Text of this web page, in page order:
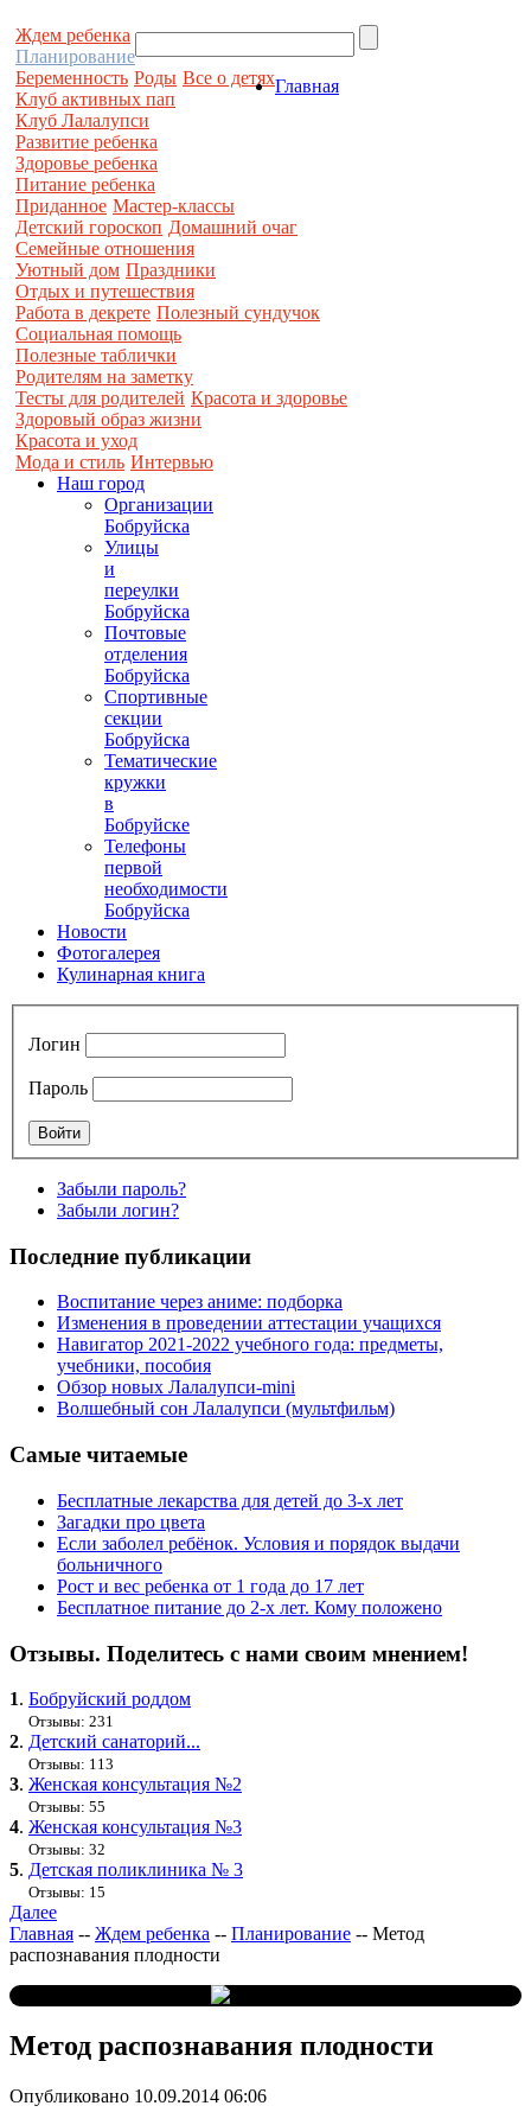
Ждем ребенка
Планирование
Беременность Роды Все о детях
Клуб активных пап
Клуб Лалалупси
Развитие ребенка
Здоровье ребенка
Питание ребенка
Приданное Мастер-классы
Детский гороскоп Домашний очаг
Семейные отношения
Уютный дом Праздники
Отдых и путешествия
Работа в декрете Полезный сундучок
Социальная помощь
Полезные таблички
Родителям на заметку
Тесты для родителей Красота и здоровье
Здоровый образ жизни
Красота и уход
Мода и стиль Интервью
Главная
Наш город
Организации
Бобруйска
Улицы
и
переулки
Бобруйска
Почтовые
отделения
Бобруйска
Спортивные
секции
Бобруйска
Тематические
кружки
в
Бобруйске
Телефоны
первой
необходимости
Бобруйска
Новости
Фотогалерея
Кулинарная книга
Логин
Пароль
Забыли пароль?
Забыли логин?
Последние публикации
Воспитание через аниме: подборка
Изменения в проведении аттестации учащихся
Навигатор 2021-2022 учебного года: предметы,
учебники, пособия
Обзор новых Лалалупси-mini
Волшебный сон Лалалупси (мультфильм)
Самые читаемые
Бесплатные лекарства для детей до 3-х лет
Загадки про цвета
Если заболел ребёнок. Условия и порядок выдачи
больничного
Рост и вес ребенка от 1 года до 17 лет
Бесплатное питание до 2-х лет. Кому положено
Отзывы. Поделитесь с нами своим мнением!
1. Бобруйский роддом
Отзывы: 231
2. Детский санаторий...
Отзывы: 113
3. Женская консультация №2
Отзывы: 55
4. Женская консультация №3
Отзывы: 32
5. Детская поликлиника № 3
Отзывы: 15
Далее
Главная -- Ждем ребенка -- Планирование -- Метод
распознавания плодности
Метод распознавания плодности
Опубликовано 10.09.2014 06:06